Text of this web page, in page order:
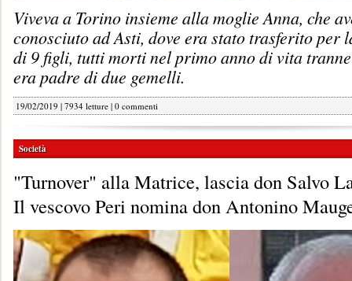
Viveva a Torino insieme alla moglie Anna, che
conosciuto ad Asti, dove era stato trasferito per
di 9 figli, tutti morti nel primo anno di vita
era padre di due gemelli.
19/02/2019 | 7934 letture | 0 commenti
Società
"Turnover" alla Matrice, lascia don Salvo
Il vescovo Peri nomina don Antonino